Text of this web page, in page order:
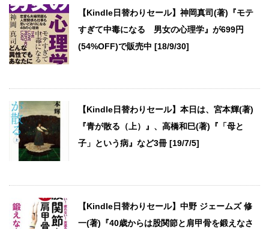
【Kindle日替わりセール】神岡真司(著)『モテ
すぎて中毒になる 男女の心理学』が699円
(54%OFF)で販売中 [18/9/30]
【Kindle日替わりセール】本日は、宮本輝(著)
『青が散る（上）』、高橋和巳(著)『「母と
子」という病』など3冊 [19/7/5]
【Kindle日替わりセール】中野 ジェームズ 修
一(著)『40歳からは股関節と肩甲骨を鍛えなさ